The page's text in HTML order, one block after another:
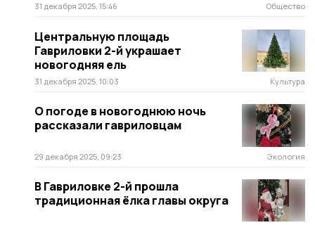
31 декабря 2025, 15:46 Общество
Центральную площадь
Гавриловки 2-й украшает
новогодняя ель
31 декабря 2025, 10:03 Культура
О погоде в новогоднюю ночь
рассказали гавриловцам
29 декабря 2025, 09:23 Экология
В Гавриловке 2-й прошла
традиционная ёлка главы округа